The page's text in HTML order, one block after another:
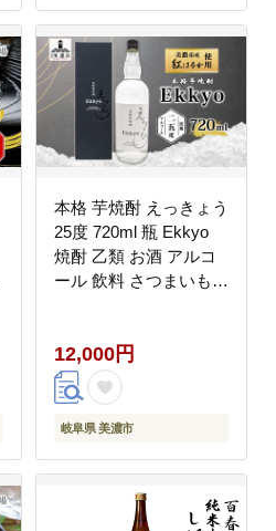
本格 芋焼酎 えっきょう
25度 720ml 瓶 Ekkyo
焼酎 乙類 お酒 アルコ
ール 飲料 さつまいも
家飲み プレゼント 贈り
物 ギフト 父の日 お中
元 お歳暮 誕生日 自家
用 送料無料 紫屋 岐阜
12,000円
岐阜県 美濃市